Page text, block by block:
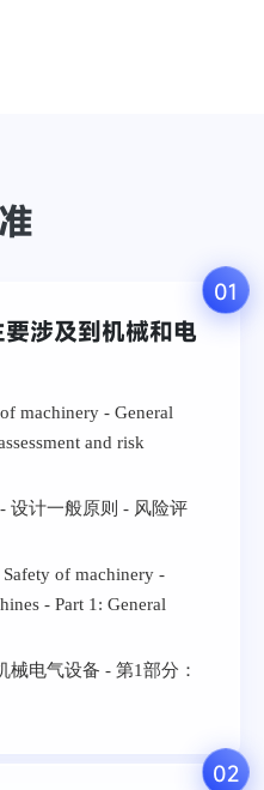
01
涉及到机械和电
machinery - General
and risk
设计一般原则 - 风险评
of machinery -
- Part 1: General
械电气设备 - 第1部分：
02